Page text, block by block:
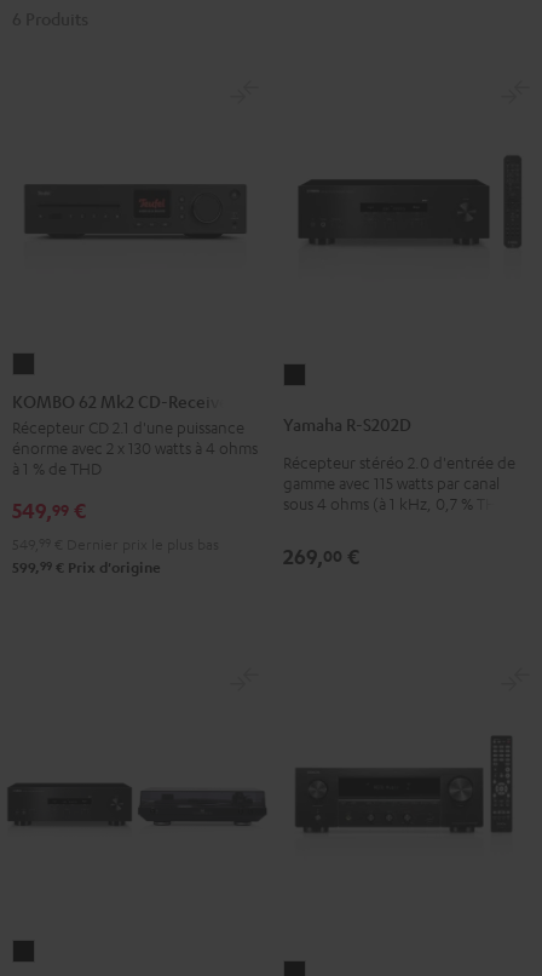
62
Mk2
CD-
Receiver
Night
KOMBO 62 Mk2 CD-Receiver
Récepteur CD 2.1 d'une puissance
énorme avec 2 x 130 watts à 4 ohms
à 1 % de THD
549,99 €
599, 99 € Prix d'origine
S202D
Noir
Yamaha R-S202D
Récepteur stéréo 2.0 d'entrée de
gamme avec 115 watts par canal
sous 4 ohms (à 1 kHz, 0,7 % THD)
269,00 €